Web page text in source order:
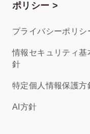
ポリシー >
プライバシーポリシ
情報セキュリティ基
針
特定個人情報保護方
AI方針